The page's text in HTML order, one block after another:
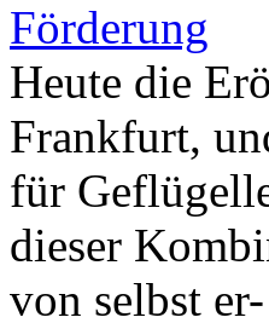
Förderung
Heute die
Frankfurt,
für
dieser
von selbst